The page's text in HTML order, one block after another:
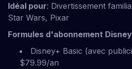
Idéal pour: Divertissement
Star Wars, Pixar
Formules d'abonnement
Disney+ Basic (avec
$79.99/an